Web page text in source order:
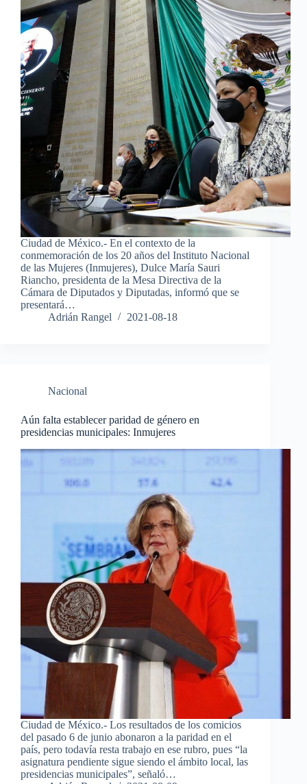
Ciudad de México.- En el contexto de la
conmemoración de los 20 años del Instituto Nacional
de las Mujeres (Inmujeres), Dulce María Sauri
Riancho, presidenta de la Mesa Directiva de la
Cámara de Diputados y Diputadas, informó que se
presentará…
Adrián Rangel
2021-08-18
Nacional
Aún falta establecer paridad de género en
presidencias municipales: Inmujeres
Ciudad de México.- Los resultados de los comicios
del pasado 6 de junio abonaron a la paridad en el
país, pero todavía resta trabajo en ese rubro, pues “la
asignatura pendiente sigue siendo el ámbito local, las
presidencias municipales”, señaló…